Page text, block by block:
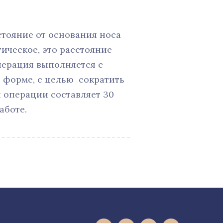
от основания носа
это расстояние
выполняется с
форме, с целью сократить
составляет 30